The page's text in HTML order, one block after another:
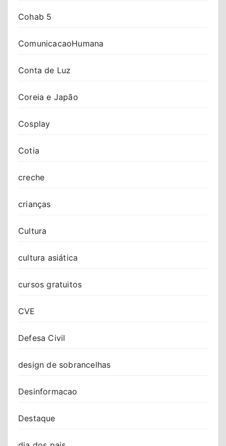
Cohab 5
ComunicacaoHumana
Conta de Luz
Coreia e Japão
Cosplay
Cotia
creche
crianças
Cultura
cultura asiática
cursos gratuitos
CVE
Defesa Civil
design de sobrancelhas
Desinformacao
Destaque